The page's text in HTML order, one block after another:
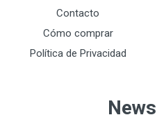
E-Z WELD
EATON (COOPER-HARROW
EATON ROYER
Contacto
Cómo comprar
Política de Privacidad